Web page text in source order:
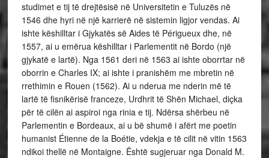
studimet e tij të drejtësisë në Universitetin e Tuluzës në
1546 dhe hyri në një karrierë në sistemin ligjor vendas. Ai
ishte këshilltar i Gjykatës së Aides të Périgueux dhe, në
1557, ai u emërua këshilltar i Parlementit në Bordo (një
gjykatë e lartë). Nga 1561 deri në 1563 ai ishte oborrtar në
oborrin e Charles IX; ai ishte i pranishëm me mbretin në
rrethimin e Rouen (1562). Ai u nderua me nderin më të
lartë të fisnikërisë franceze, Urdhrit të Shën Michael, diçka
për të cilën ai aspiroi nga rinia e tij. Ndërsa shërbeu në
Parlementin e Bordeaux, ai u bë shumë i afërt me poetin
humanist Étienne de la Boétie, vdekja e të cilit në vitin 1563
ndikoi thellë në Montaigne. Është sugjeruar nga Donald M.